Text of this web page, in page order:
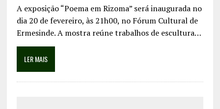
A exposição “Poema em Rizoma” será inaugurada no
dia 20 de fevereiro, às 21h00, no Fórum Cultural de
Ermesinde. A mostra reúne trabalhos de escultura…
LER MAIS